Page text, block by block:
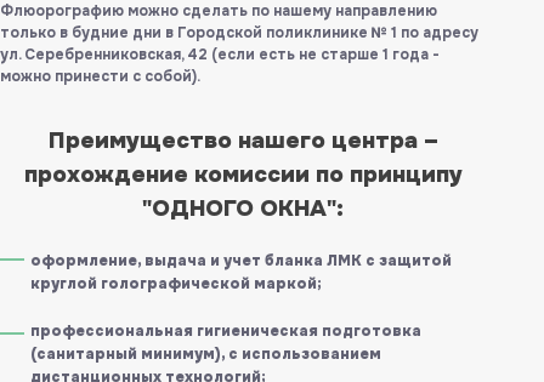
Флюорографию можно сделать по нашему направлению
только в будние дни в Городской поликлинике № 1 по адресу
ул. Серебренниковская, 42 (если есть не старше 1 года -
можно принести с собой).
Преимущество нашего центра –
прохождение комиссии по принципу
"ОДНОГО ОКНА":
оформление, выдача и учет бланка ЛМК с защитой
круглой голографической маркой;
профессиональная гигиеническая подготовка
(санитарный минимум), с использованием
дистанционных технологий;